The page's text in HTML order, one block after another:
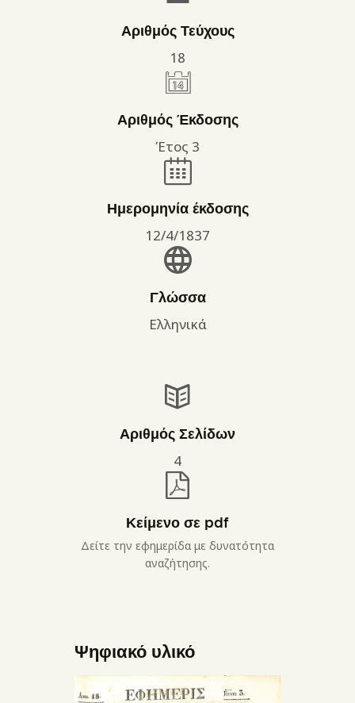
Αριθμός Τεύχους
18
Αριθμός Έκδοσης
Έτος 3
Ημερομηνία έκδοσης
12/4/1837
Γλώσσα
Ελληνικά
Αριθμός Σελίδων
4
Κείμενο σε pdf
Δείτε την εφημερίδα με δυνατότητα
αναζήτησης.
Ψηφιακό υλικό